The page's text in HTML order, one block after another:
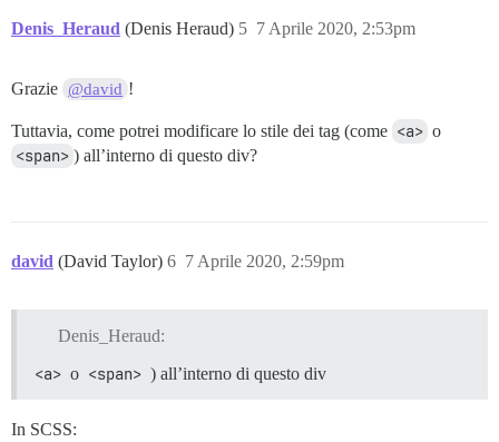
Denis_Heraud (Denis Heraud) 7 Aprile 2020, 2:53pm
5
Grazie @david !
Tuttavia, come potrei modificare lo stile dei tag (come <a> o
<span> ) all’interno di questo div?
david (David Taylor) 7 Aprile 2020, 2:59pm
6
Denis_Heraud:
<a> o <span> ) all’interno di questo div
In SCSS: